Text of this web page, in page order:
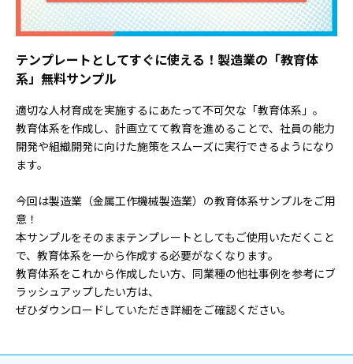
テンプレートとしてすぐに使える！製造業の「教育体
系」無料サンプル
適切な人材育成を実施するにあたって不可欠な「教育体系」。
教育体系を作成し、計画立てて教育を進めることで、社員の能力
開発や組織開発に向けた施策をスムーズに実行できるようになり
ます。
今回は製造業（金属工作機械製造業）の教育体系サンプルをご用
意！
本サンプルをそのままテンプレートとしてもご使用いただくこと
で、教育体系を一から作成する必要がなくなります。
教育体系をこれから作成したい方、同業種の他社事例を参考にブ
ラッシュアップしたい方は、
ぜひダウンロードしていただき詳細をご確認ください。